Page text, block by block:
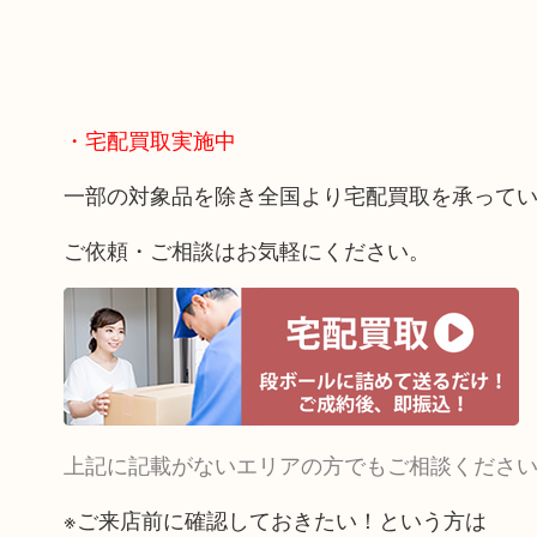
・宅配買取実施中
一部の対象品を除き全国より宅配買取を承ってい
ご依頼・ご相談はお気軽にください。
上記に記載がないエリアの方でもご相談ください
※ご来店前に確認しておきたい！という方は